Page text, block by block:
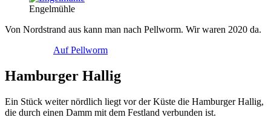
Engelmühle
Von Nordstrand aus kann man nach Pellworm. Wir waren 2020 da.
Auf Pellworm
Hamburger Hallig
Ein Stück weiter nördlich liegt vor der Küste die Hamburger Hallig,
die durch einen Damm mit dem Festland verbunden ist.